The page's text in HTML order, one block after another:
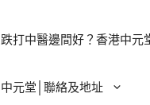
跌打中醫邊間好？香港中元
中元堂│聯絡及地址